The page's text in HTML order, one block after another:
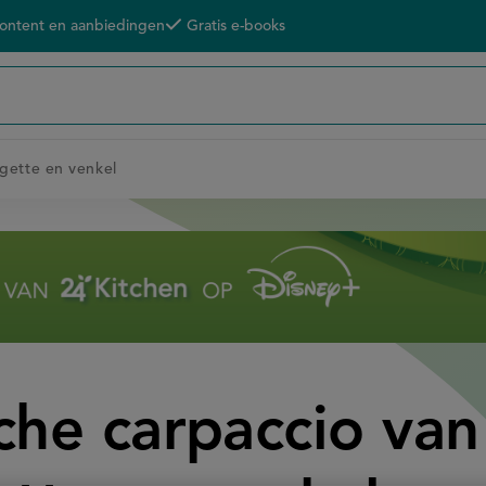
en aanbiedingen Gratis e-books
en venkel
carpaccio van